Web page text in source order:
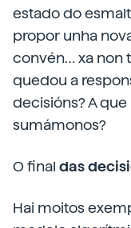
estado do
propor unha
convén… xa non
quedou a
decisións? A
sumámonos?
O final das
Hai moitos